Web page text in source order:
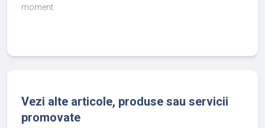
moment.
Vezi alte articole, produse sau servicii
promovate